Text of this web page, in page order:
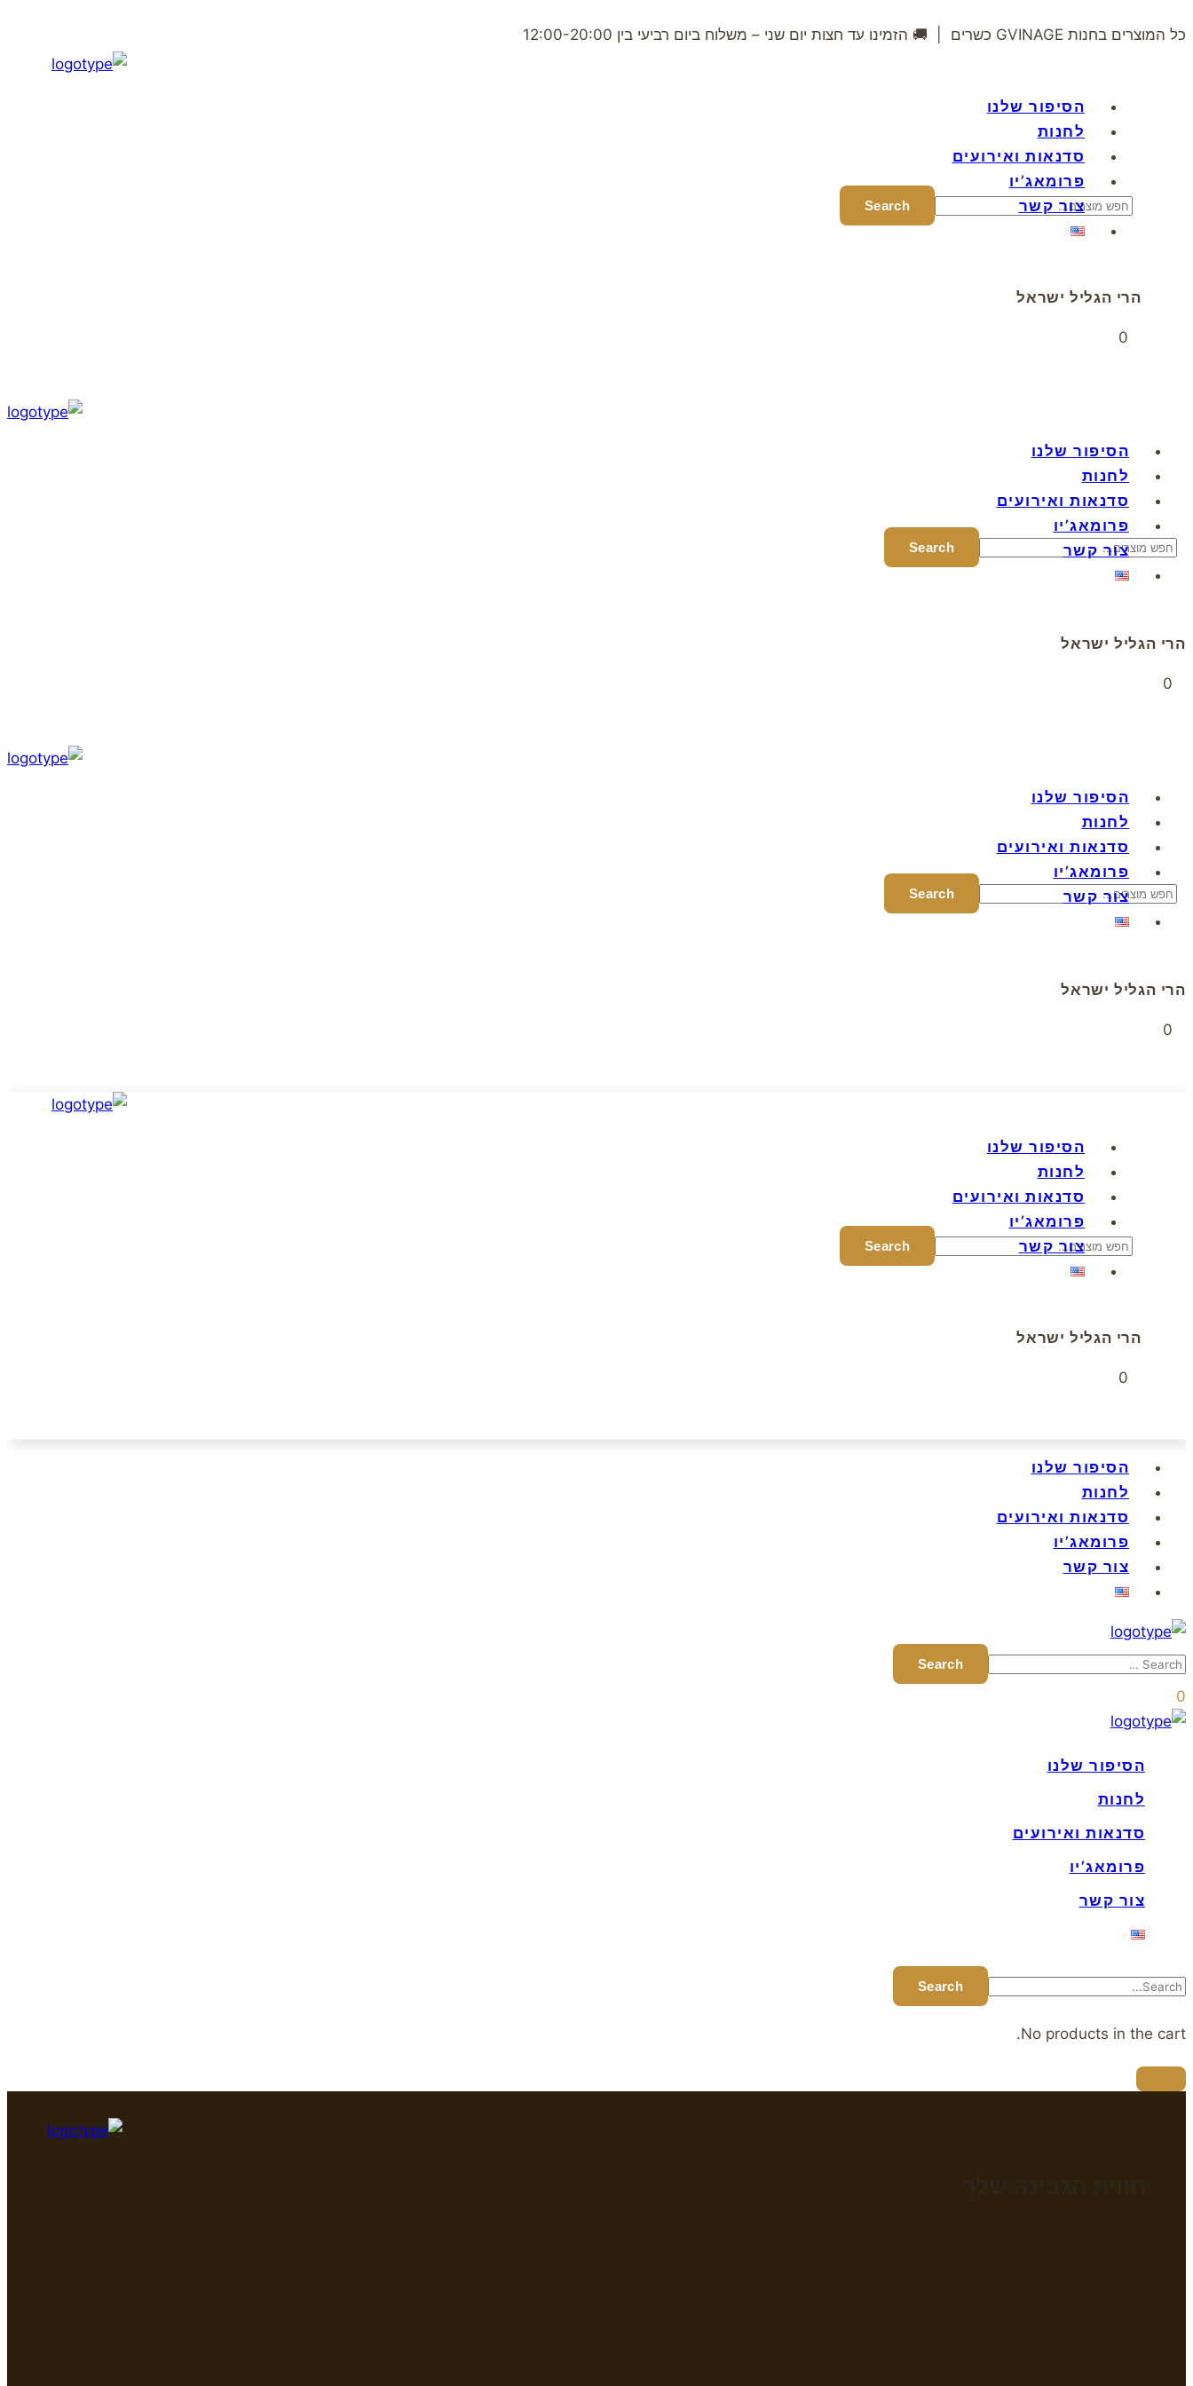
כל המוצרים בחנות GVINAGE כשרים | 🚚 הזמינו עד חצות יום שני – משלוח ביום רביעי בין 12:00-20:00
הסיפור שלנו
לחנות
סדנאות ואירועים
פרומאג’יו
צור קשר
הרי הגליל ישראל
0
הסיפור שלנו
לחנות
סדנאות ואירועים
פרומאג’יו
צור קשר
הרי הגליל ישראל
0
הסיפור שלנו
לחנות
סדנאות ואירועים
פרומאג’יו
צור קשר
הרי הגליל ישראל
0
הסיפור שלנו
לחנות
סדנאות ואירועים
פרומאג’יו
צור קשר
הרי הגליל ישראל
0
הסיפור שלנו
לחנות
סדנאות ואירועים
פרומאג’יו
צור קשר
0
הסיפור שלנו
לחנות
סדנאות ואירועים
פרומאג’יו
צור קשר
No products in the cart.